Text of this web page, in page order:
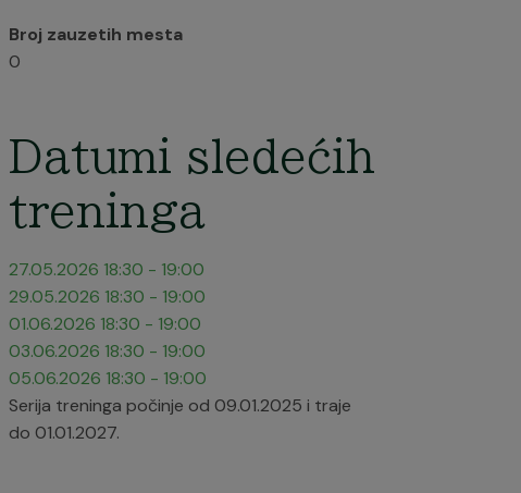
Broj zauzetih mesta
0
Datumi sledećih
treninga
27.05.2026 18:30 - 19:00
29.05.2026 18:30 - 19:00
01.06.2026 18:30 - 19:00
03.06.2026 18:30 - 19:00
05.06.2026 18:30 - 19:00
Serija treninga počinje od 09.01.2025 i traje
do 01.01.2027.